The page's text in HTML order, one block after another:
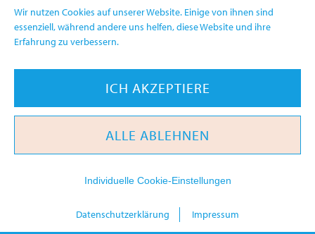
Wir nutzen Cookies auf unserer Website. Einige von ihnen sind
essenziell, während andere uns helfen, diese Website und ihre
Erfahrung zu verbessern.
ICH AKZEPTIERE
ALLE ABLEHNEN
Individuelle Cookie-Einstellungen
Datenschutzerklärung Impressum